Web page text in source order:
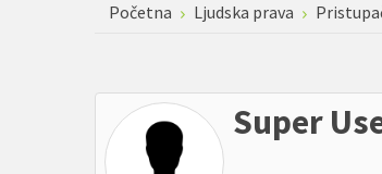
Početna Ljudska prava
Super